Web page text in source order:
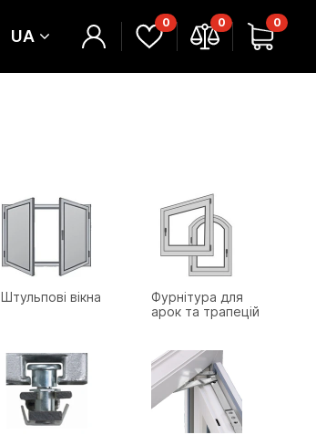
UA
0 0 0
Штульпові вікна
Фурнітура для
арок та трапецій